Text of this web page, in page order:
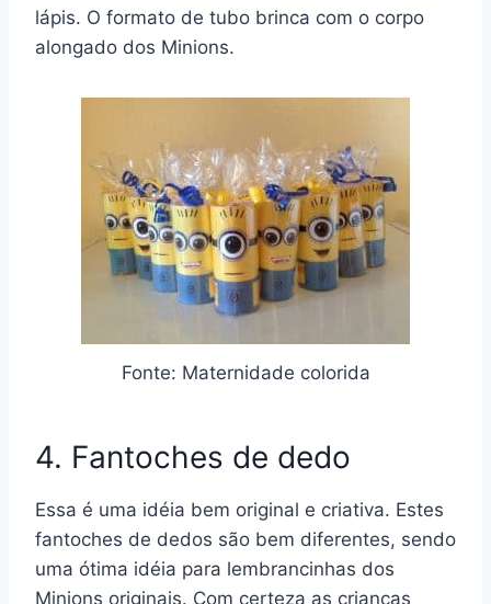
lápis. O formato de tubo brinca com o corpo
alongado dos Minions.
Fonte: Maternidade colorida
4. Fantoches de dedo
Essa é uma idéia bem original e criativa. Estes
fantoches de dedos são bem diferentes, sendo
uma ótima idéia para lembrancinhas dos
Minions originais. Com certeza as crianças